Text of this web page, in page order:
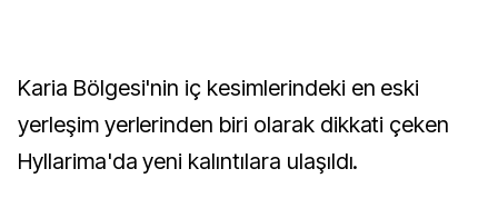
Karia Bölgesi'nin iç kesimlerindeki en eski
yerleşim yerlerinden biri olarak dikkati çeken
Hyllarima'da yeni kalıntılara ulaşıldı.